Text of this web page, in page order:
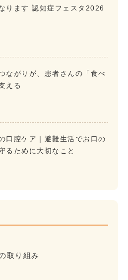
ります 認知症フェスタ2026
ながりが、患者さんの「食べ
える
口腔ケア｜避難生活でお口の
るために大切なこと
取り組み